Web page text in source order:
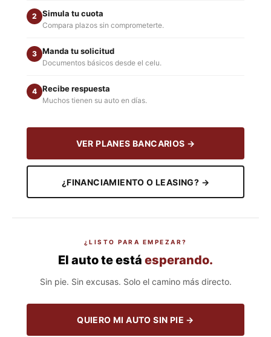
2 Simula tu cuota
Compara plazos sin comprometerte.
3 Manda tu solicitud
Documentos básicos desde el celu.
4 Recibe respuesta
Muchos tienen su auto en días.
VER PLANES BANCARIOS →
¿FINANCIAMIENTO O LEASING? →
¿LISTO PARA EMPEZAR?
El auto te está esperando.
Sin pie. Sin excusas. Solo el camino más directo.
QUIERO MI AUTO SIN PIE →